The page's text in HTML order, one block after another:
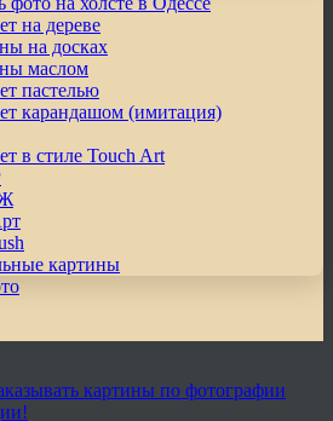
на дереве
на досках
маслом
пастелью
карандашом (имитация)
в стиле Touch Art
картины